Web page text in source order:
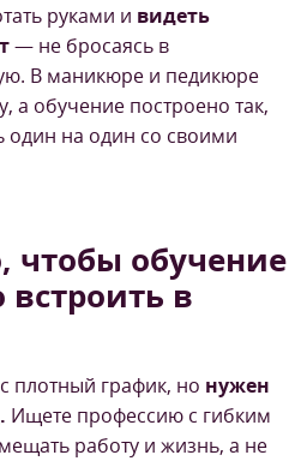
руками и видеть
— не бросаясь в
В маникюре и педикюре
а обучение построено так,
один на один со своими
чтобы обучение
в
плотный график, но нужен
Ищете профессию с гибким
работу и жизнь, а не